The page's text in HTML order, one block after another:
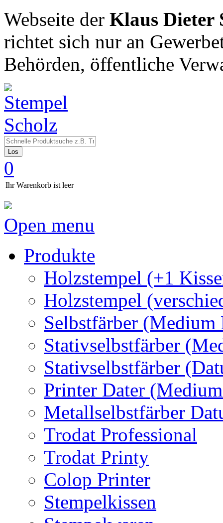
Webseite der Klaus Dieter
richtet sich nur an
Behörden, öffentliche
Los
0
Ihr Warenkorb ist leer
Open menu
Produkte
Holzstempel (+1
Holzstempel
Selbstfärber (Medium
Stativselbstfärber
Stativselbstfärber
Printer Dater
Metallselbstfärber
Trodat Professional
Trodat Printy
Colop Printer
Stempelkissen